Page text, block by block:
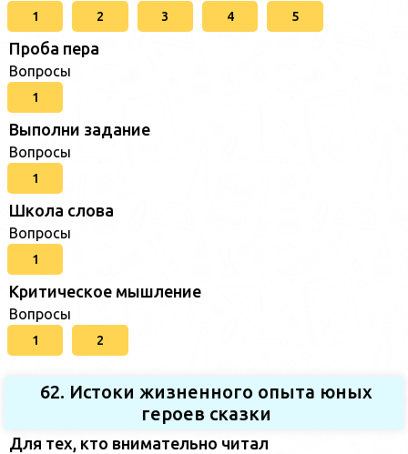
1 2 3 4 5
Проба пера
Вопросы
1
Выполни задание
Вопросы
1
Школа слова
Вопросы
1
Критическое мышление
Вопросы
1 2
62. Истоки жизненного опыта юных
героев сказки
Для тех, кто внимательно читал